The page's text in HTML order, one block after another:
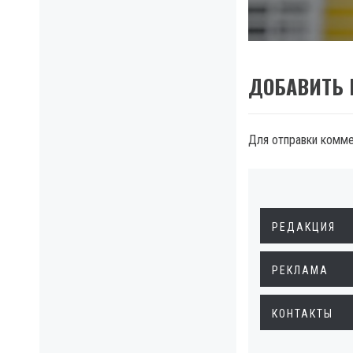
ДОБАВИТЬ
Для отправки
РЕДАКЦИЯ
РЕКЛАМА
КОНТАКТЫ